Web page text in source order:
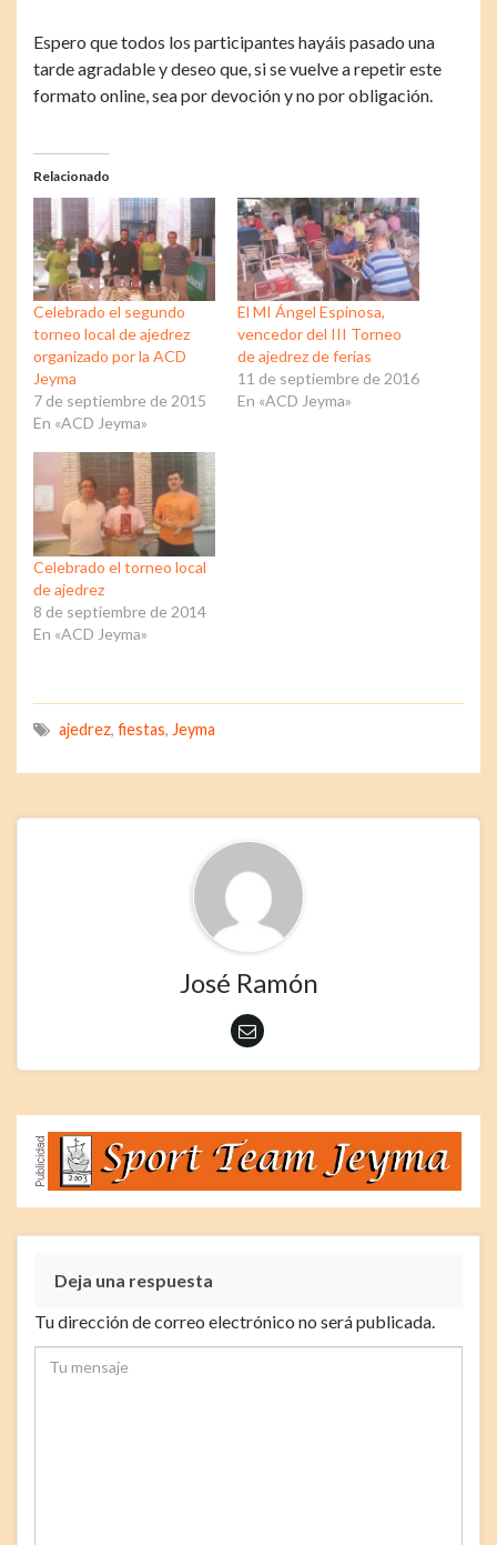
Espero que todos los participantes hayáis pasado una
tarde agradable y deseo que, si se vuelve a repetir este
formato online, sea por devoción y no por obligación.
Relacionado
Celebrado el segundo
torneo local de ajedrez
organizado por la ACD
Jeyma
7 de septiembre de 2015
En «ACD Jeyma»
El MI Ángel Espinosa,
vencedor del III Torneo
de ajedrez de ferias
11 de septiembre de 2016
En «ACD Jeyma»
Celebrado el torneo local
de ajedrez
8 de septiembre de 2014
En «ACD Jeyma»
ajedrez, fiestas, Jeyma
José Ramón
Deja una respuesta
Tu dirección de correo electrónico no será publicada.